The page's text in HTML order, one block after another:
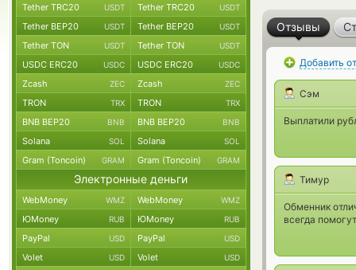
Отзывы
Добавить
Сэм
Выплатили
Тимур
Обменник
всегда
Tether TRC20 USDT Tether TRC20 USDT
Tether BEP20 USDT Tether BEP20 USDT
Tether TON USDT Tether TON USDT
USDC ERC20 USDC USDC ERC20 USDC
Zcash ZEC Zcash ZEC
TRON TRX TRON TRX
BNB BEP20 BNB BNB BEP20 BNB
Solana SOL Solana SOL
Gram (Toncoin) GRAM Gram (Toncoin) GRAM
Электронные деньги
WebMoney WMZ WebMoney WMZ
ЮMoney RUB ЮMoney RUB
PayPal USD PayPal USD
Volet USD Volet USD